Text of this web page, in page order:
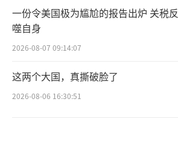
一份令美国极为尴尬的报告出炉 关税反
噬自身
2026-08-07 09:14:07
这两个大国，真撕破脸了
2026-08-06 16:30:51